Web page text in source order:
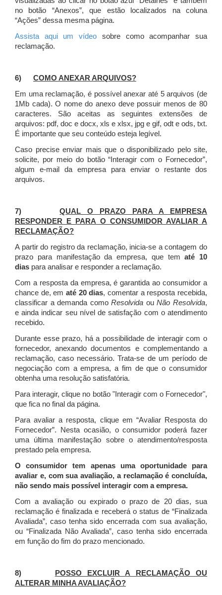
no botão “Anexos”, que estão localizados na coluna
“Ações” dessa mesma página.
Assista aqui um vídeo sobre como acompanhar sua
reclamação.
6) COMO ANEXAR ARQUIVOS?
Em uma reclamação, é possível anexar até 5 arquivos (de
1Mb cada). O nome do anexo deve possuir menos de 80
caracteres. São aceitas as seguintes extensões de
arquivos: pdf, doc e docx, xls e xlsx, jpg e gif, odt e ods, txt.
É importante que seu conteúdo esteja legível.
Caso precise enviar mais que o disponibilizado pelo site,
solicite, por meio do botão “Interagir com o Fornecedor”,
algum e-mail da empresa para enviar o restante dos
arquivos.
7)QUAL O PRAZO PARA A EMPRESA
RESPONDER E PARA O CONSUMIDOR AVALIAR A
RECLAMAÇÃO?
A partir do registro da reclamação, inicia-se a contagem do
prazo para manifestação da empresa, que tematé 10
dias para analisar e responder a reclamação.
Com a resposta da empresa, é garantida ao consumidor a
chance de, em até 20 dias, comentar a resposta recebida,
classificar a demanda comoResolvida ouNão Resolvida,
e ainda indicar seu nível de satisfação com o atendimento
recebido.
Durante esse prazo, há a possibilidade de interagir com o
fornecedor, anexando documentos e complementando a
reclamação, caso necessário.Trata-se de um período de
negociação com a empresa, a fim de que o consumidor
obtenha uma resolução satisfatória.
Para interagir, clique no botão "Interagir com o Fornecedor",
que fica no final da página.
Para avaliar a resposta, clique em “Avaliar Resposta do
Fornecedor”. Nesta ocasião, o consumidor poderá fazer
uma última manifestação sobre o atendimento/resposta
prestado pela empresa.
O consumidor tem apenas uma oportunidade para
avaliar e, com sua avaliação, a reclamação é concluída,
não sendo mais possível interagir com a empresa.
Com a avaliação ou expirado o prazo de 20 dias, sua
reclamação é finalizada e receberá o status de “Finalizada
Avaliada”, caso tenha sido encerrada com sua avaliação,
ou “Finalizada Não Avaliada”, caso tenha sido encerrada
em função do fim do prazo mencionado.
8)
POSSO EXCLUIR A RECLAMAÇÃO OU
ALTERAR MINHA AVALIAÇÃO?